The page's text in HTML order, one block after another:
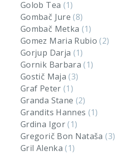
Golob Tea (1)
Gombač Jure(8)
Gombač Metka (1)
Gomez Maria Rubio(2)
Gorjup Darja (1)
Gornik Barbara(1)
Gostič Maja(3)
Graf Peter (1)
Granda Stane (2)
Grandits Hannes (1)
Grdina Igor(1)
Gregorič Bon Nataša(3)
Gril Alenka(1)